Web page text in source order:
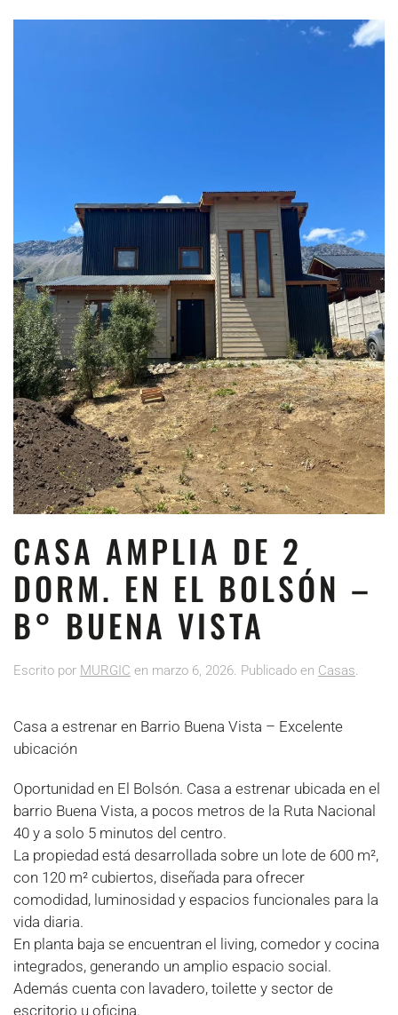
CASA AMPLIA DE 2
DORM. EN EL BOLSÓN –
B° BUENA VISTA
Escrito por MURGIC en marzo 6, 2026. Publicado en Casas.
Casa a estrenar en Barrio Buena Vista – Excelente
ubicación
Oportunidad en El Bolsón. Casa a estrenar ubicada en el
barrio Buena Vista, a pocos metros de la Ruta Nacional
40 y a solo 5 minutos del centro.
La propiedad está desarrollada sobre un lote de 600 m²,
con 120 m² cubiertos, diseñada para ofrecer
comodidad, luminosidad y espacios funcionales para la
vida diaria.
En planta baja se encuentran el living, comedor y cocina
integrados, generando un amplio espacio social.
Además cuenta con lavadero, toilette y sector de
escritorio u oficina.